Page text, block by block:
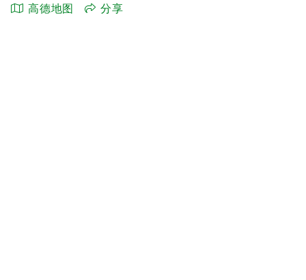
高德地图 分享